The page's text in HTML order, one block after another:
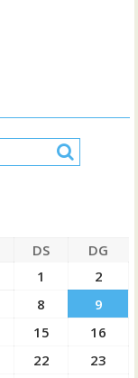
DS
DG
1
2
8
9
15
16
22
23